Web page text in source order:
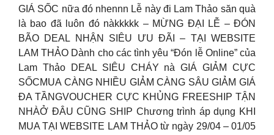
GIÁ SỐC nữa đó nhennn Lễ này đi Lam Thảo săn quà
là bao đã luôn đó nàkkkkk – MỪNG ĐẠI LỄ – ĐÓN
BÃO DEAL NHẬN SIÊU ƯU ĐÃI – TẠI WEBSITE
LAM THẢO Dành cho các tình yêu “Đón lễ Online” của
Lam Thảo DEAL SIÊU CHÁY nà GIÁ GIẢM CỰC
SỐCMUA CÀNG NHIỀU GIẢM CÀNG SÂU GIẢM GIÁ
ĐA TẦNGVOUCHER CỰC KHỦNG FREESHIP TẬN
NHÀỞ ĐÂU CŨNG SHIP Chương trình áp dụng KHI
MUA TẠI WEBSITE LAM THẢO từ ngày 29/04 – 01/05